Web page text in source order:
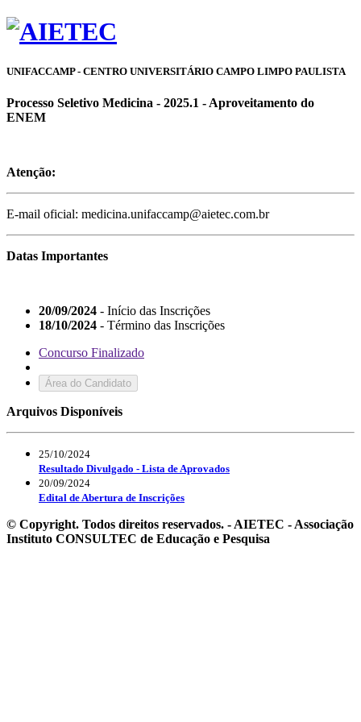
UNIFACCAMP - CENTRO UNIVERSITÁRIO CAMPO LIMPO PAULISTA
Processo Seletivo Medicina - 2025.1 - Aproveitamento do
ENEM
Atenção:
E-mail oficial: medicina.unifaccamp@aietec.com.br
Datas Importantes
20/09/2024 - Início das Inscrições
18/10/2024 - Término das Inscrições
Concurso Finalizado
Área do Candidato
Arquivos Disponíveis
25/10/2024
Resultado Divulgado - Lista de Aprovados
20/09/2024
Edital de Abertura de Inscrições
© Copyright. Todos direitos reservados. - AIETEC - Associação
Instituto CONSULTEC de Educação e Pesquisa